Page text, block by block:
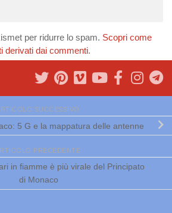
per ridurre lo spam. Scopri come
derivati dai commenti.
SUCCESSIVO
5 G e la mappatura delle antenne
PRECEDENTE
in fiamme è più virale del Principato
di Monaco